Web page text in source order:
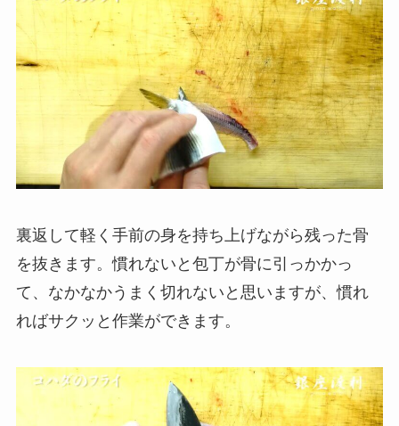
裏返して軽く手前の身を持ち上げながら残った骨
を抜きます。慣れないと包丁が骨に引っかかっ
て、なかなかうまく切れないと思いますが、慣れ
ればサクッと作業ができます。